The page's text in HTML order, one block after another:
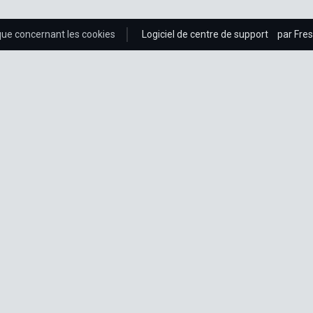
concernant les cookies Logiciel de centre de support par